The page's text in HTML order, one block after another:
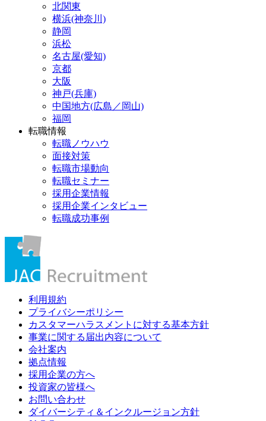
北関東
横浜(神奈川)
静岡
浜松
名古屋(愛知)
京都
大阪
神戸(兵庫)
中国地方(広島／岡山)
福岡
転職情報
転職ノウハウ
面接対策
転職市場動向
転職セミナー
採用企業情報
採用企業インタビュー
転職成功事例
利用規約
プライバシーポリシー
カスタマーハラスメントに対する基本方針
事業に関する届出内容について
会社案内
拠点情報
採用企業の方へ
投資家の皆様へ
お問い合わせ
ダイバーシティ＆インクルージョン方針